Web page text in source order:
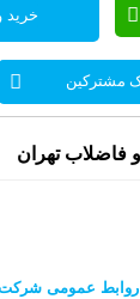
خرید
مشترکین
فاضلاب تهران
روابط عمومی شرکت